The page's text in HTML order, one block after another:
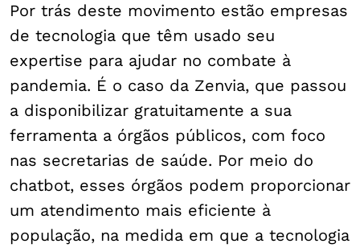
Por trás deste movimento estão empresas
de tecnologia que têm usado seu
expertise para ajudar no combate à
pandemia. É o caso da Zenvia, que passou
a disponibilizar gratuitamente a sua
ferramenta a órgãos públicos, com foco
nas secretarias de saúde. Por meio do
chatbot, esses órgãos podem proporcionar
um atendimento mais eficiente à
população, na medida em que a tecnologia